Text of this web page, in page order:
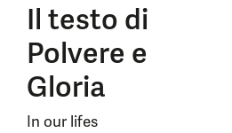
Il testo di
Polvere e
Gloria
In our lifes